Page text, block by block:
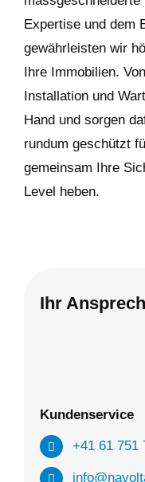
Expertise und dem
gewährleisten wir
Ihre Immobilien.
Installation und
Hand und sorgen
rundum geschützt
gemeinsam Ihre
Level heben.
Ihr
Kundenservice
+41 61 751